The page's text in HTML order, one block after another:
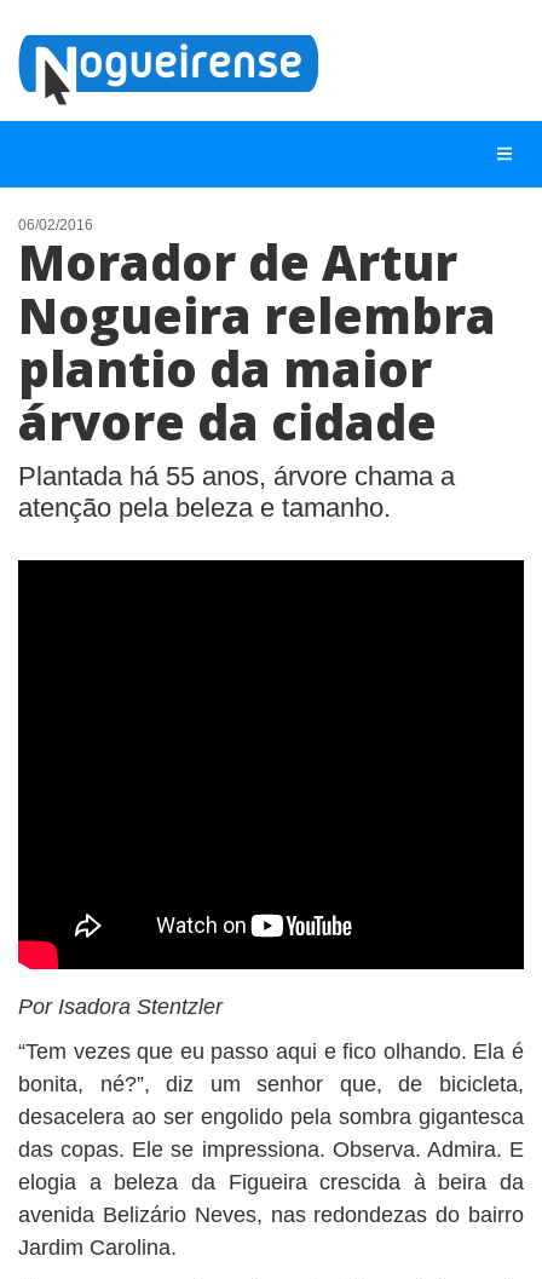
NOTÍCIAS
LISTA DIGITAL
TELEFONES ÚTEIS
QUEM SOMOS
CONTATO
ANUNCIE
06/02/2016
Morador de Artur
Nogueira relembra
plantio da maior
árvore da cidade
Plantada há 55 anos, árvore chama a
atenção pela beleza e tamanho.
Por Isadora Stentzler
“Tem vezes que eu passo aqui e fico olhando. Ela é
bonita, né?”, diz um senhor que, de bicicleta,
desacelera ao ser engolido pela sombra gigantesca
das copas. Ele se impressiona. Observa. Admira. E
elogia a beleza da Figueira crescida à beira da
avenida Belizário Neves, nas redondezas do bairro
Jardim Carolina.